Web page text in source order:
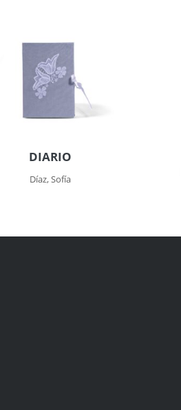
DIARIO
Díaz, Sofía